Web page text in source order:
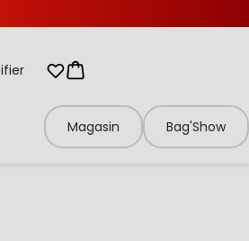
Mes listes d'envies
Panier
Magasin Bag'Show